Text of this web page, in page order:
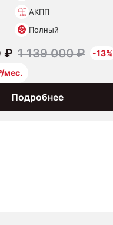
АКПП
Полный
Подробнее
₽ 1 139 000 ₽
-13%
мес.